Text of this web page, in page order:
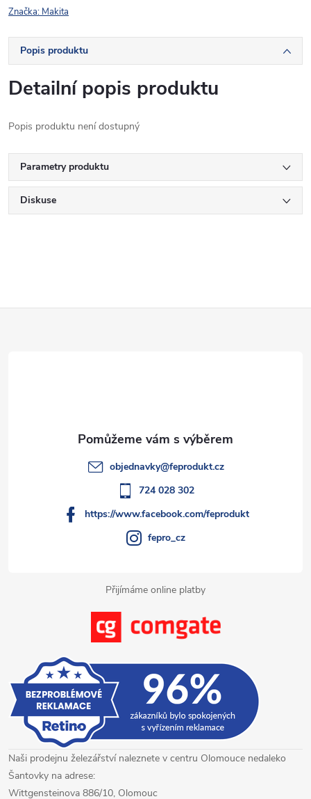
Značka: Makita
Popis produktu
Detailní popis produktu
Popis produktu není dostupný
Parametry produktu
Diskuse
Přijímáme online platby
objednavky@feprodukt.cz
724 028 302
https://www.facebook.com/feprodukt
fepro_cz
Naši prodejnu železářství naleznete v centru Olomouce nedaleko
Šantovky na adrese:
Wittgensteinova 886/10, Olomouc